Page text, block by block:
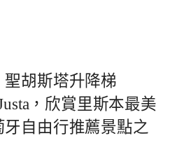
胡斯塔升降梯
，欣賞里斯本最美
自由行推薦景點之